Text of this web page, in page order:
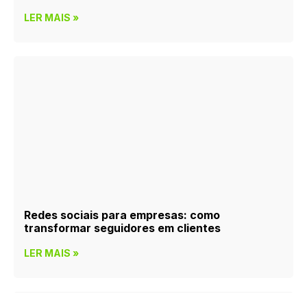
LER MAIS »
Redes sociais para empresas: como
transformar seguidores em clientes
LER MAIS »